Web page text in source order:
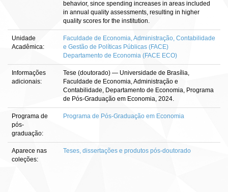
behavior, since spending increases in areas included
in annual quality assessments, resulting in higher
quality scores for the institution.
Unidade
Acadêmica:
Faculdade de Economia, Administração, Contabilidade
e Gestão de Políticas Públicas (FACE)
Departamento de Economia (FACE ECO)
Informações
adicionais:
Tese (doutorado) — Universidade de Brasília,
Faculdade de Economia, Administração e
Contabilidade, Departamento de Economia, Programa
de Pós-Graduação em Economia, 2024.
Programa de
pós-
graduação:
Programa de Pós-Graduação em Economia
Aparece nas
coleções:
Teses, dissertações e produtos pós-doutorado